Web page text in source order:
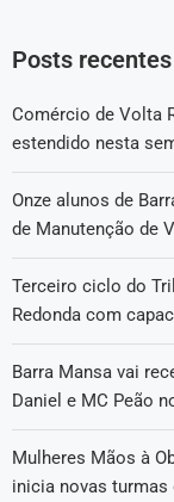
Posts recentes
Comércio de Volta
estendido nesta
Onze alunos de
de Manutenção de
Terceiro ciclo do
Redonda com
Barra Mansa vai
Daniel e MC Peão
Mulheres Mãos à
inicia novas